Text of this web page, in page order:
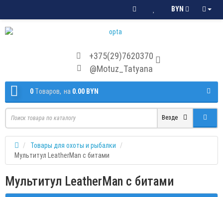
BYN
+375(29)7620370
@Motuz_Tatyana
0 Tоваров, на 0.00 BYN
Везде
Товары для охоты и рыбалки
Мультитул LeatherMan с битами
Мультитул LeatherMan с битами